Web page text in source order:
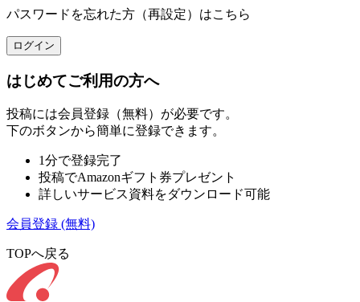
パスワードを忘れた方（再設定）はこちら
ログイン
はじめてご利用の方へ
投稿には会員登録（無料）が必要です。
下のボタンから簡単に登録できます。
1分で登録完了
投稿でAmazonギフト券プレゼント
詳しいサービス資料をダウンロード可能
会員登録 (無料)
TOPへ戻る